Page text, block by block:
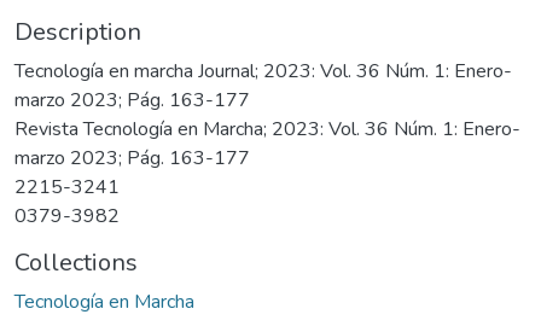
Description
Tecnología en marcha Journal; 2023: Vol. 36 Núm. 1: Enero-
marzo 2023; Pág. 163-177
Revista Tecnología en Marcha; 2023: Vol. 36 Núm. 1: Enero-
marzo 2023; Pág. 163-177
2215-3241
0379-3982
Collections
Tecnología en Marcha